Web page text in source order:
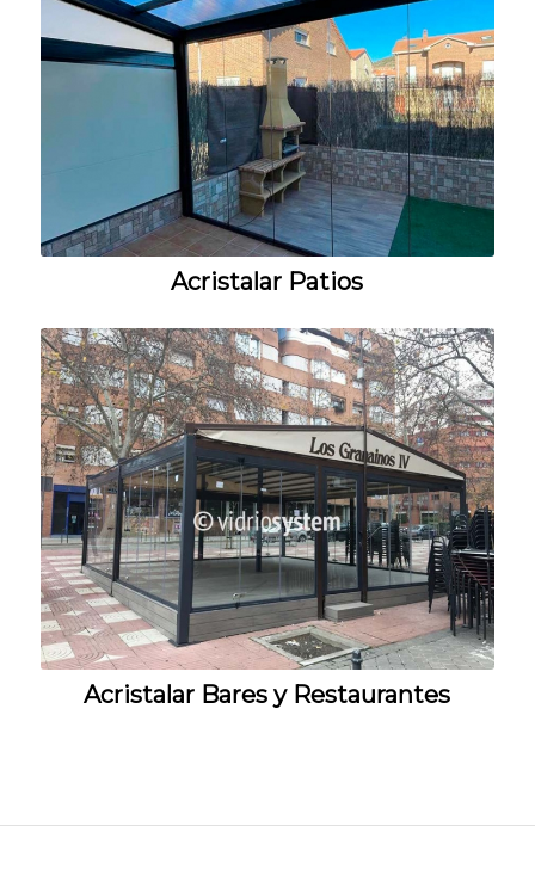
Acristalar Patios
Acristalar Bares y Restaurantes